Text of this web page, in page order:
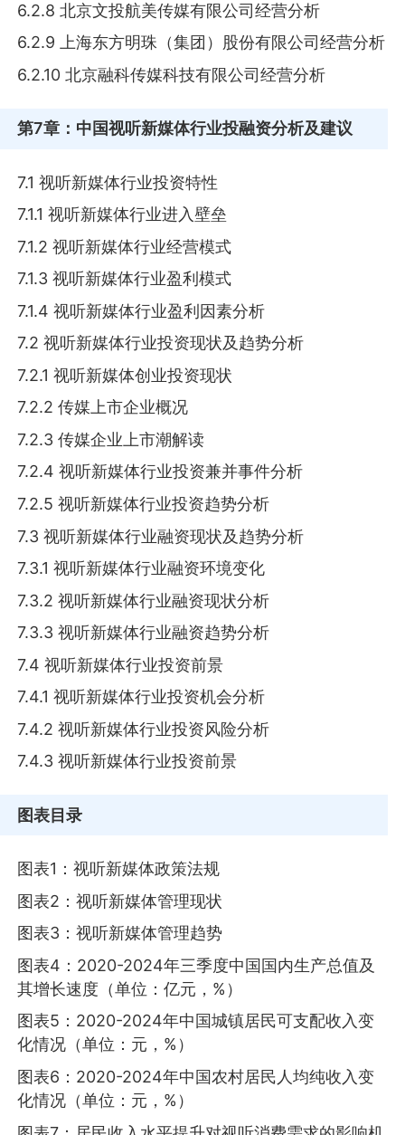
6.2.8 北京文投航美传媒有限公司经营分析
6.2.9 上海东方明珠（集团）股份有限公司经营分析
6.2.10 北京融科传媒科技有限公司经营分析
第7章 ：中国视听新媒体行业投融资分析及建议
7.1 视听新媒体行业投资特性
7.1.1 视听新媒体行业进入壁垒
7.1.2 视听新媒体行业经营模式
7.1.3 视听新媒体行业盈利模式
7.1.4 视听新媒体行业盈利因素分析
7.2 视听新媒体行业投资现状及趋势分析
7.2.1 视听新媒体创业投资现状
7.2.2 传媒上市企业概况
7.2.3 传媒企业上市潮解读
7.2.4 视听新媒体行业投资兼并事件分析
7.2.5 视听新媒体行业投资趋势分析
7.3 视听新媒体行业融资现状及趋势分析
7.3.1 视听新媒体行业融资环境变化
7.3.2 视听新媒体行业融资现状分析
7.3.3 视听新媒体行业融资趋势分析
7.4 视听新媒体行业投资前景
7.4.1 视听新媒体行业投资机会分析
7.4.2 视听新媒体行业投资风险分析
7.4.3 视听新媒体行业投资前景
图表目录
图表1：视听新媒体政策法规
图表2：视听新媒体管理现状
图表3：视听新媒体管理趋势
图表4：2020-2024年三季度中国国内生产总值及
其增长速度（单位：亿元，%）
图表5：2020-2024年中国城镇居民可支配收入变
化情况（单位：元，%）
图表6：2020-2024年中国农村居民人均纯收入变
化情况（单位：元，%）